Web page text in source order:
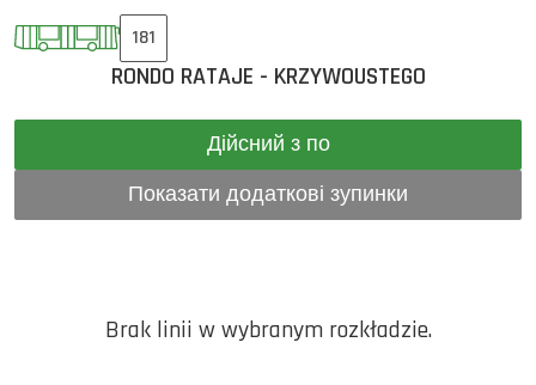
181
RONDO RATAJE - KRZYWOUSTEGO
Дійсний з по
Показати додаткові зупинки
Brak linii w wybranym rozkładzie.